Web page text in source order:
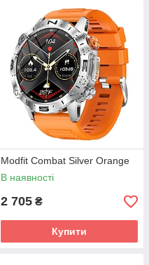
Modfit Combat Silver Orange
В наявності
2 705 ₴
Купити